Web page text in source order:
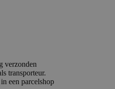
verzonden
transporteur.
een parcelshop